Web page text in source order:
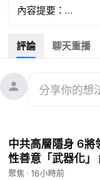
內容提要：
02:45
中國市場：
05:23
08:12 拜登宣布對烏
09:03
#習近平 #中國股市
評論 聊天重播
中共高層隱身 6將
性善意「武器化」
深讀】
聚焦 · 16小時前